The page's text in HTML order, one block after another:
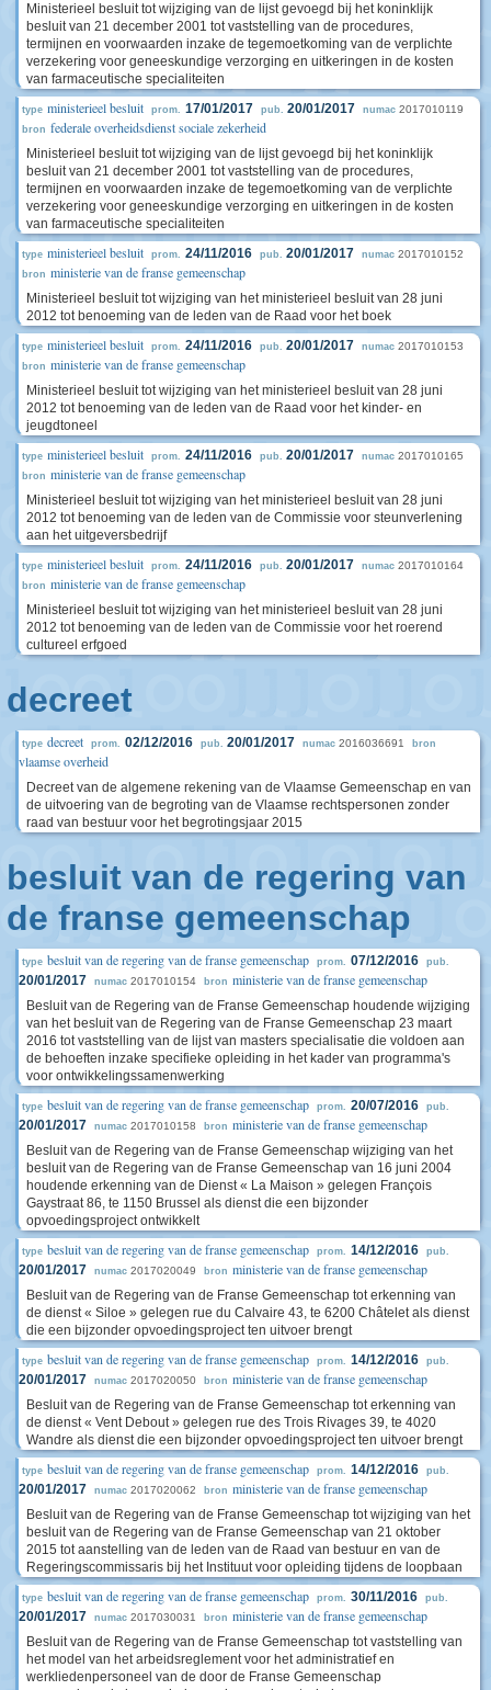
Ministerieel besluit tot wijziging van de lijst gevoegd bij het koninklijk
besluit van 21 december 2001 tot vaststelling van de procedures,
termijnen en voorwaarden inzake de tegemoetkoming van de verplichte
verzekering voor geneeskundige verzorging en uitkeringen in de kosten
van farmaceutische specialiteiten
type ministerieel besluit prom. 17/01/2017 pub. 20/01/2017 numac 2017010119
bron federale overheidsdienst sociale zekerheid
Ministerieel besluit tot wijziging van de lijst gevoegd bij het koninklijk
besluit van 21 december 2001 tot vaststelling van de procedures,
termijnen en voorwaarden inzake de tegemoetkoming van de verplichte
verzekering voor geneeskundige verzorging en uitkeringen in de kosten
van farmaceutische specialiteiten
type ministerieel besluit prom. 24/11/2016 pub. 20/01/2017 numac 2017010152
bron ministerie van de franse gemeenschap
Ministerieel besluit tot wijziging van het ministerieel besluit van 28 juni
2012 tot benoeming van de leden van de Raad voor het boek
type ministerieel besluit prom. 24/11/2016 pub. 20/01/2017 numac 2017010153
bron ministerie van de franse gemeenschap
Ministerieel besluit tot wijziging van het ministerieel besluit van 28 juni
2012 tot benoeming van de leden van de Raad voor het kinder- en
jeugdtoneel
type ministerieel besluit prom. 24/11/2016 pub. 20/01/2017 numac 2017010165
bron ministerie van de franse gemeenschap
Ministerieel besluit tot wijziging van het ministerieel besluit van 28 juni
2012 tot benoeming van de leden van de Commissie voor steunverlening
aan het uitgeversbedrijf
type ministerieel besluit prom. 24/11/2016 pub. 20/01/2017 numac 2017010164
bron ministerie van de franse gemeenschap
Ministerieel besluit tot wijziging van het ministerieel besluit van 28 juni
2012 tot benoeming van de leden van de Commissie voor het roerend
cultureel erfgoed
decreet
type decreet prom. 02/12/2016 pub. 20/01/2017 numac 2016036691 bron
vlaamse overheid
Decreet van de algemene rekening van de Vlaamse Gemeenschap en van
de uitvoering van de begroting van de Vlaamse rechtspersonen zonder
raad van bestuur voor het begrotingsjaar 2015
besluit van de regering van
de franse gemeenschap
type besluit van de regering van de franse gemeenschap prom. 07/12/2016 pub.
20/01/2017 numac 2017010154 bron ministerie van de franse gemeenschap
Besluit van de Regering van de Franse Gemeenschap houdende wijziging
van het besluit van de Regering van de Franse Gemeenschap 23 maart
2016 tot vaststelling van de lijst van masters specialisatie die voldoen aan
de behoeften inzake specifieke opleiding in het kader van programma's
voor ontwikkelingssamenwerking
type besluit van de regering van de franse gemeenschap prom. 20/07/2016 pub.
20/01/2017 numac 2017010158 bron ministerie van de franse gemeenschap
Besluit van de Regering van de Franse Gemeenschap wijziging van het
besluit van de Regering van de Franse Gemeenschap van 16 juni 2004
houdende erkenning van de Dienst « La Maison » gelegen François
Gaystraat 86, te 1150 Brussel als dienst die een bijzonder
opvoedingsproject ontwikkelt
type besluit van de regering van de franse gemeenschap prom. 14/12/2016 pub.
20/01/2017 numac 2017020049 bron ministerie van de franse gemeenschap
Besluit van de Regering van de Franse Gemeenschap tot erkenning van
de dienst « Siloe » gelegen rue du Calvaire 43, te 6200 Châtelet als dienst
die een bijzonder opvoedingsproject ten uitvoer brengt
type besluit van de regering van de franse gemeenschap prom. 14/12/2016 pub.
20/01/2017 numac 2017020050 bron ministerie van de franse gemeenschap
Besluit van de Regering van de Franse Gemeenschap tot erkenning van
de dienst « Vent Debout » gelegen rue des Trois Rivages 39, te 4020
Wandre als dienst die een bijzonder opvoedingsproject ten uitvoer brengt
type besluit van de regering van de franse gemeenschap prom. 14/12/2016 pub.
20/01/2017 numac 2017020062 bron ministerie van de franse gemeenschap
Besluit van de Regering van de Franse Gemeenschap tot wijziging van het
besluit van de Regering van de Franse Gemeenschap van 21 oktober
2015 tot aanstelling van de leden van de Raad van bestuur en van de
Regeringscommissaris bij het Instituut voor opleiding tijdens de loopbaan
type besluit van de regering van de franse gemeenschap prom. 30/11/2016 pub.
20/01/2017 numac 2017030031 bron ministerie van de franse gemeenschap
Besluit van de Regering van de Franse Gemeenschap tot vaststelling van
het model van het arbeidsreglement voor het administratief en
werkliedenpersoneel van de door de Franse Gemeenschap